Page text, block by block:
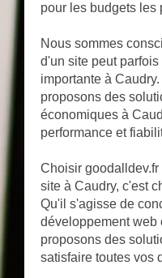
pour les budgets les
Nous sommes
d'un site peut
importante à
proposons des
économiques à
performance et
Choisir
site à Caudry, c'est
Qu'il s'agisse de
développement web
proposons des
satisfaire toutes vos